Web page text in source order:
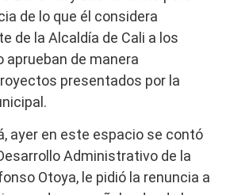
de lo que él considera
de la Alcaldía de Cali a los
aprueban de manera
presentados por la
ayer en este espacio se contó
Administrativo de la
Otoya, le pidió la renuncia a